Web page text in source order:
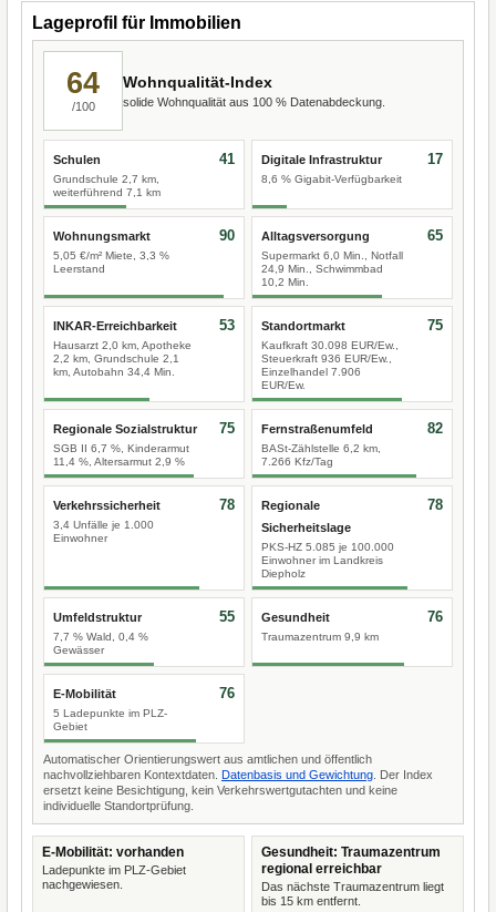
Lageprofil für Immobilien
64
/100
Wohnqualität-Index
solide Wohnqualität aus 100 % Datenabdeckung.
Schulen
Grundschule 2,7 km,
weiterführend 7,1 km
41 Digitale Infrastruktur
8,6 % Gigabit-Verfügbarkeit
17
Wohnungsmarkt
5,05 €/m² Miete, 3,3 %
Leerstand
90 Alltagsversorgung
Supermarkt 6,0 Min., Notfall
24,9 Min., Schwimmbad
10,2 Min.
65
INKAR-Erreichbarkeit
Hausarzt 2,0 km, Apotheke
2,2 km, Grundschule 2,1
km, Autobahn 34,4 Min.
53 Standortmarkt
Kaufkraft 30.098 EUR/Ew.,
Steuerkraft 936 EUR/Ew.,
Einzelhandel 7.906
EUR/Ew.
75
Regionale Sozialstruktur
SGB II 6,7 %, Kinderarmut
11,4 %, Altersarmut 2,9 %
75 Fernstraßenumfeld
BASt-Zählstelle 6,2 km,
7.266 Kfz/Tag
82
Verkehrssicherheit
3,4 Unfälle je 1.000
Einwohner
78
Regionale
Sicherheitslage
PKS-HZ 5.085 je 100.000
Einwohner im Landkreis
Diepholz
78
Umfeldstruktur
7,7 % Wald, 0,4 %
Gewässer
55 Gesundheit
Traumazentrum 9,9 km
76
E-Mobilität
5 Ladepunkte im PLZ-
Gebiet
76
Automatischer Orientierungswert aus amtlichen und öffentlich
nachvollziehbaren Kontextdaten. Datenbasis und Gewichtung . Der Index
ersetzt keine Besichtigung, kein Verkehrswertgutachten und keine
individuelle Standortprüfung.
E-Mobilität: vorhanden
Ladepunkte im PLZ-Gebiet
nachgewiesen.
Gesundheit: Traumazentrum
regional erreichbar
Das nächste Traumazentrum liegt
bis 15 km entfernt.